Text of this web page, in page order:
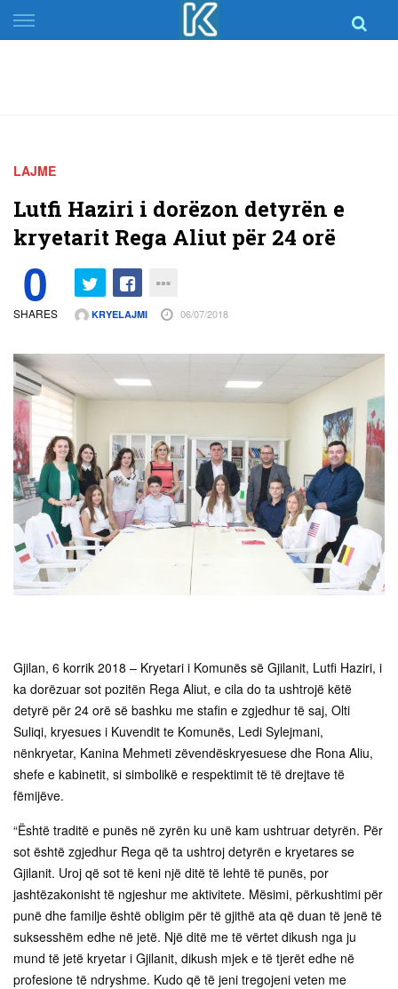
Skip
to
LAJME
Lutfi Haziri i dorëzon detyrën e
kryetarit Rega Aliut për 24 orë
0
SHARES KRYELAJMI 06/07/2018
Gjilan, 6 korrik 2018 – Kryetari i Komunës së Gjilanit, Lutfi Haziri, i
ka dorëzuar sot pozitën Rega Aliut, e cila do ta ushtrojë këtë
detyrë për 24 orë së bashku me stafin e zgjedhur të saj, Olti
Suliqi, kryesues i Kuvendit te Komunës, Ledi Sylejmani,
nënkryetar, Kanina Mehmeti zëvendëskryesuese dhe Rona Aliu,
shefe e kabinetit, si simbolikë e respektimit të të drejtave të
fëmijëve.
“Është traditë e punës në zyrën ku unë kam ushtruar detyrën. Për
sot është zgjedhur Rega që ta ushtroj detyrën e kryetares se
Gjilanit. Uroj që sot të keni një ditë të lehtë të punës, por
jashtëzakonisht të ngjeshur me aktivitete. Mësimi, përkushtimi për
punë dhe familje është obligim për të gjithë ata që duan të jenë të
suksesshëm edhe në jetë. Një ditë me të vërtet dikush nga ju
mund të jetë kryetar i Gjilanit, dikush mjek e të tjerët edhe në
profesione të ndryshme. Kudo që të jeni tregojeni veten me